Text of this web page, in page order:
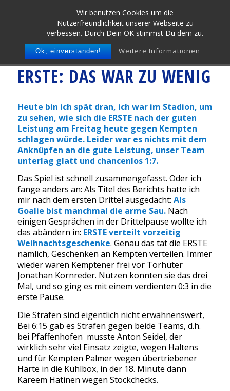
Wir benutzen Cookies um die
Nutzerfreundlichkeit unserer Webseite zu
verbessen. Durch Dein OK stimmst Du dem zu.
Ok, einverstanden! Weitere Informationen
ERSTE: DAS WAR ZU WENIG
Heute bin ich spät dran, ich war im Stadion, um
zu sehen, wie sich die ERSTE nach der guten
Leistung am Freitag heute gegen Kempten
schlagen würde. Leider war es nichts mit dem
Anknüpfen an die gute Leistung, unser Team
unterlag glatt und chancenlos 1:7.
Das Spiel ist schnell zusammengefasst. Oder ich
fange anders an: Als Titel des Berichts hatte ich
mir nach dem ersten Drittel ausgedacht: Als
Goalie bist manchmal die arme Sau.Nach
einigen Gesprächen in der Drittelpause wollte ich
das abändern in: ERSTE verteilt vorzeitig
Weihnachtsgeschenke. Genau das tat die ERSTE
nämlich, Geschenken an Kempten verteilen. Immer
wieder waren Kemptener frei vor Torhüter
Jonathan Kornreder. Nutzen konnten sie das drei
Mal, und so ging es mit einem verdienten 0:3 in die
erste Pause.
Die Strafen sind eigentlich nicht erwähnenswert,
Bei 6:15 gab es Strafen gegen beide Teams, d.h.
bei Pfaffenhofen musste Anton Seidel, der
wirklich sehr viel Einsatz zeigte, wegen Haltens
und für Kempten Palmer wegen übertriebener
Härte in die Kühlbox, in der 18. Minute dann
Kareem Hätinen wegen Stockchecks.